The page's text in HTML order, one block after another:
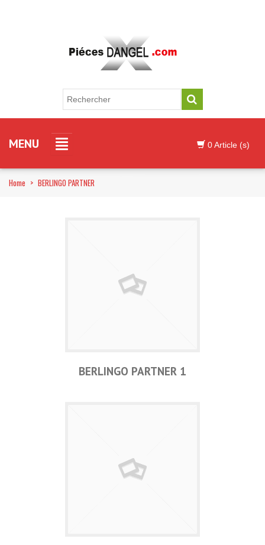
MENU 0 Article (s)
Home > BERLINGO PARTNER
BERLINGO PARTNER 1